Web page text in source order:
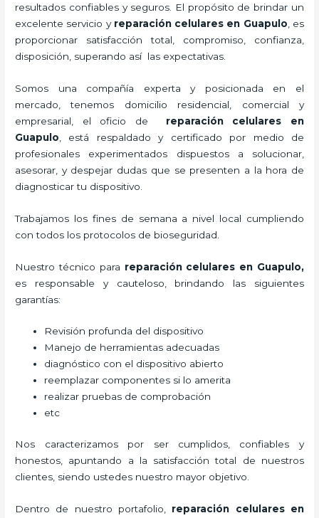
resultados confiables y seguros. El propósito de brindar un
excelente servicio y reparación celulares en Guapulo , es
proporcionar satisfacción total, compromiso, confianza,
disposición, superando así las expectativas.
Somos una compañía experta y posicionada en el
mercado, tenemos domicilio residencial, comercial y
empresarial, el oficio de reparación celulares en
Guapulo , está respaldado y certificado por medio de
profesionales experimentados dispuestos a solucionar,
asesorar, y despejar dudas que se presenten a la hora de
diagnosticar tu dispositivo.
Trabajamos los fines de semana a nivel local cumpliendo
con todos los protocolos de bioseguridad.
Nuestro técnico para reparación celulares en Guapulo,
es responsable y cauteloso, brindando las siguientes
garantías:
Revisión profunda del dispositivo
Manejo de herramientas adecuadas
diagnóstico con el dispositivo abierto
reemplazar componentes si lo amerita
realizar pruebas de comprobación
etc
Nos caracterizamos por ser cumplidos, confiables y
honestos, apuntando a la satisfacción total de nuestros
clientes, siendo ustedes nuestro mayor objetivo.
Dentro de nuestro portafolio, reparación celulares en